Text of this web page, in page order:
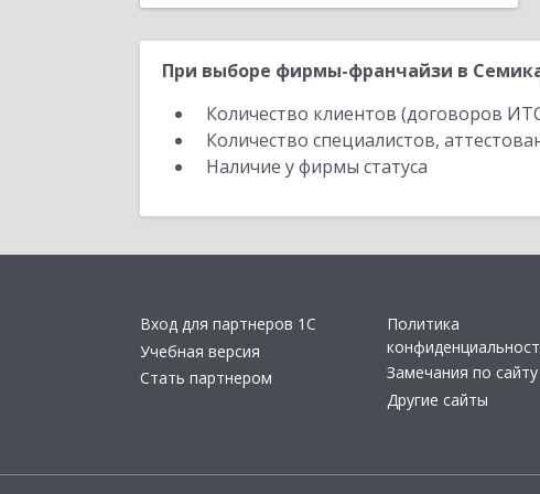
При выборе фирмы-франчайзи в
Количество клиентов (договоров
Количество специалистов,
Наличие у фирмы статуса
Вход для партнеров 1С
Учебная версия
Стать партнером
Политика
Замечания по сайту
Другие сайты